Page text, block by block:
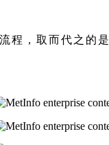
程，取而代之的